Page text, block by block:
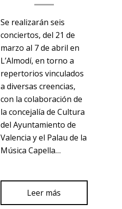
Se realizarán seis
conciertos, del 21 de
marzo al 7 de abril en
L’Almodí, en torno a
repertorios vinculados
a diversas creencias,
con la colaboración de
la concejalía de Cultura
del Ayuntamiento de
Valencia y el Palau de la
Música Capella…
Leer más